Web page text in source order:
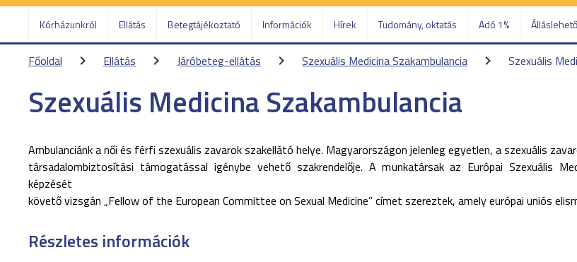
Kórházunkról Ellátás Betegtájékoztató Információk Hírek Tudomány, oktatás Adó 1%
Főoldal Ellátás Járóbeteg-ellátás Szexuális Medicina Szakambulancia Szexuális
Szexuális Medicina Szakambulancia
Ambulanciánk a női és férfi szexuális zavarok szakellátó helye. Magyarországon jelenleg egyetlen, a szexuális
társadalombiztosítási támogatással igénybe vehető szakrendelője. A munkatársak az Európai Szexuális
képzését
követő vizsgán „Fellow of the European Committee on Sexual Medicine” címet szereztek, amely európai uniós
Részletes információk